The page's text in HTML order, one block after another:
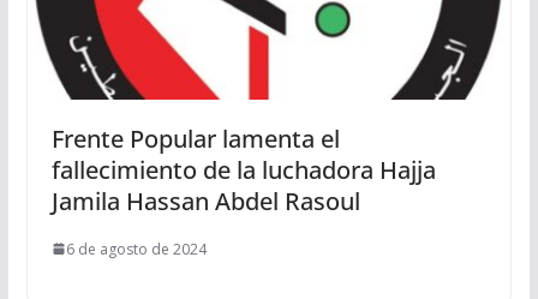
Frente Popular lamenta el
fallecimiento de la luchadora Hajja
Jamila Hassan Abdel Rasoul
6 de agosto de 2024